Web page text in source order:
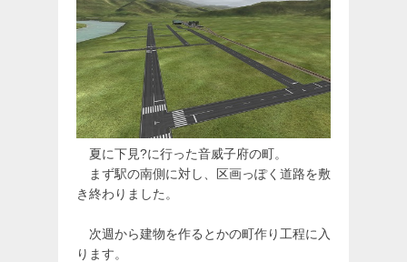
夏に下見?に行った音威子府の町。
まず駅の南側に対し、区画っぽく道路を敷
き終わりました。
次週から建物を作るとかの町作り工程に入
ります。